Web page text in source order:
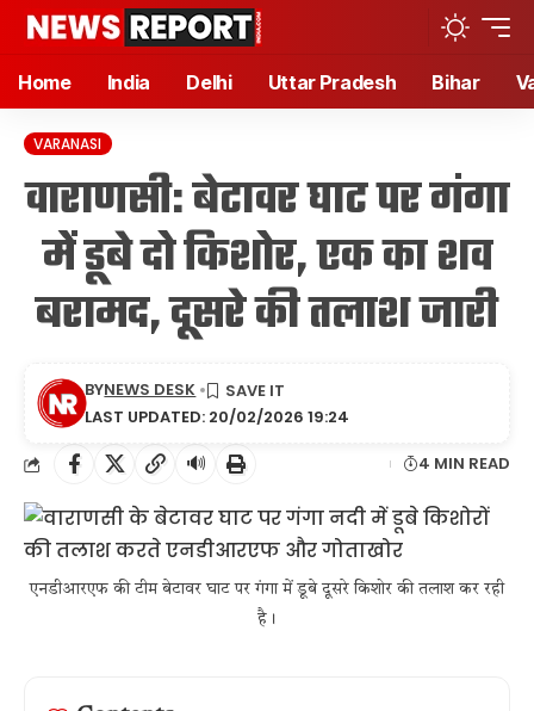
Home India Delhi Uttar Pradesh Bihar
VARANASI
वाराणसी: बेटावर घाट पर गंगा
में डूबे दो किशोर, एक का शव
बरामद, दूसरे की तलाश जारी
LAST UPDATED: 20/02/2026 19:24
BYNEWS DESK
🔊 4 MIN READ
एनडीआरएफ की टीम बेटावर घाट पर गंगा में डूबे दूसरे किशोर की तलाश कर रही
है।